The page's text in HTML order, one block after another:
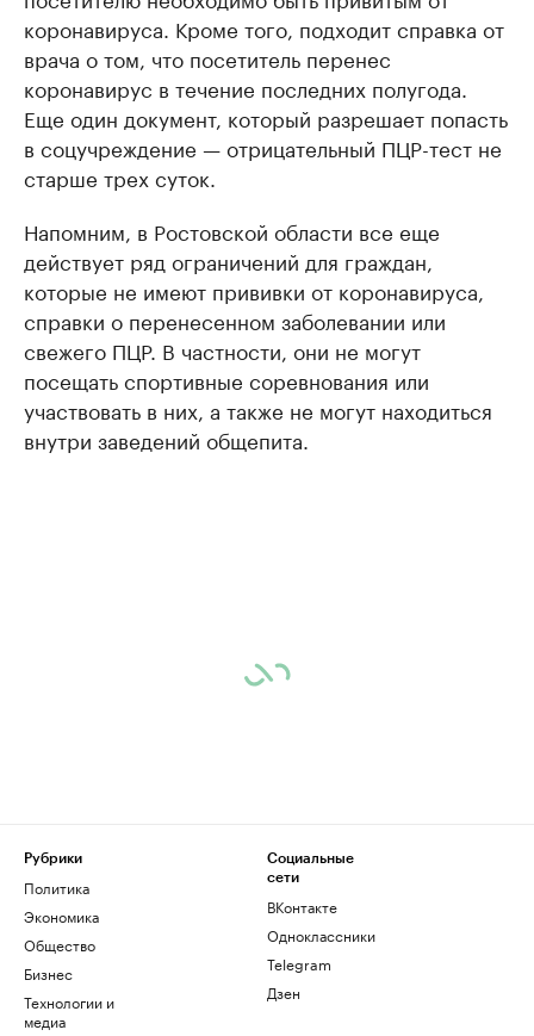
коронавируса. Кроме того, подходит справка от
врача о том, что посетитель перенес
коронавирус в течение последних полугода.
Еще один документ, который разрешает попасть
в соцучреждение — отрицательный ПЦР-тест не
старше трех суток.
Напомним, в Ростовской области все еще
действует ряд ограничений для граждан,
которые не имеют прививки от коронавируса,
справки о перенесенном заболевании или
свежего ПЦР. В частности, они не могут
посещать спортивные соревнования или
участвовать в них, а также не могут находиться
внутри заведений общепита.
Рубрики
Политика
Экономика
Общество
Бизнес
Технологии и
медиа
Социальные
сети
ВКонтакте
Одноклассники
Telegram
Дзен